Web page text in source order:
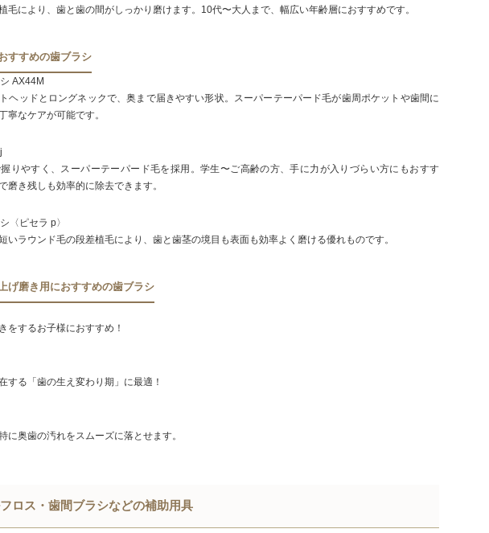
毛により、歯と歯の間がしっかり磨けます。10代〜大人まで、幅広い年齢層におすすめです。
すすめの歯ブラシ
AX44M
ヘッドとロングネックで、奥まで届きやすい形状。スーパーテーパード毛が歯周ポケットや歯間に
寧なケアが可能です。
りやすく、スーパーテーパード毛を採用。学生〜ご高齢の方、手に力が入りづらい方にもおすす
磨き残しも効率的に除去できます。
〈ピセラ p〉
いラウンド毛の段差植毛により、歯と歯茎の境目も表面も効率よく磨ける優れものです。
げ磨き用におすすめの歯ブラシ
をするお子様におすすめ！
する「歯の生え変わり期」に最適！
に奥歯の汚れをスムーズに落とせます。
ロス・歯間ブラシなどの補助用具